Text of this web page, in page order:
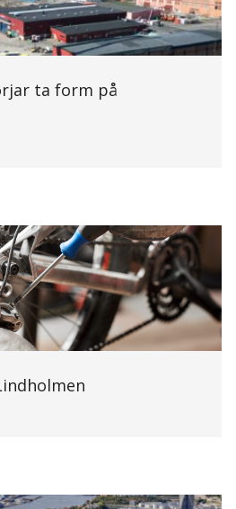
ta form på